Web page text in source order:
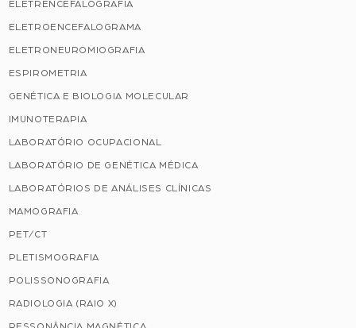
ELETRENCEFALOGRAFIA
ELETROENCEFALOGRAMA
ELETRONEUROMIOGRAFIA
ESPIROMETRIA
GENÉTICA E BIOLOGIA MOLECULAR
IMUNOTERAPIA
LABORATÓRIO OCUPACIONAL
LABORATÓRIO DE GENÉTICA MÉDICA
LABORATÓRIOS DE ANÁLISES CLÍNICAS
MAMOGRAFIA
PET/CT
PLETISMOGRAFIA
POLISSONOGRAFIA
RADIOLOGIA (RAIO X)